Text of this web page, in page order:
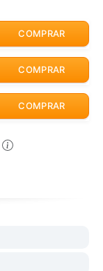
COMPRAR
COMPRAR
COMPRAR